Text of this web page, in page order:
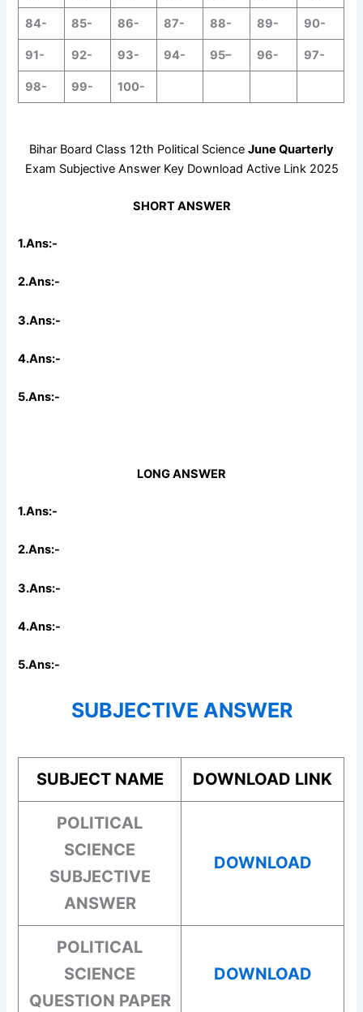
84- 85- 86- 87- 88- 89- 90-
91- 92- 93- 94- 95– 96- 97-
98- 99- 100-
Bihar Board Class 12th Political Science June Quarterly
Exam Subjective Answer Key Download Active Link 2025
SHORT ANSWER
1.Ans:-
2.Ans:-
3.Ans:-
4.Ans:-
5.Ans:-
LONG ANSWER
1.Ans:-
2.Ans:-
3.Ans:-
4.Ans:-
5.Ans:-
SUBJECTIVE ANSWER
SUBJECT NAME DOWNLOAD LINK
POLITICAL
SCIENCE
SUBJECTIVE
ANSWER
DOWNLOAD
POLITICAL
SCIENCE
QUESTION PAPER
DOWNLOAD